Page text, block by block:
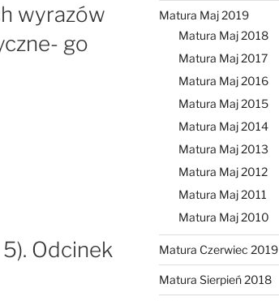
wyrazów
go
Odcinek
Matura Maj 2019
Matura Maj 2018
Matura Maj 2017
Matura Maj 2016
Matura Maj 2015
Matura Maj 2014
Matura Maj 2013
Matura Maj 2012
Matura Maj 2011
Matura Maj 2010
Matura Czerwiec 2019
Matura Sierpień 2018